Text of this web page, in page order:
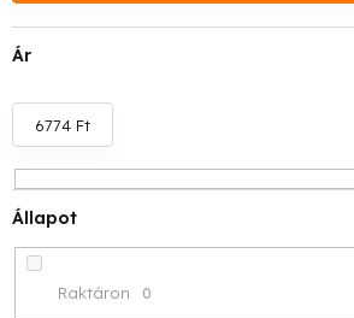
e
e
n
d
Ár
6774 Ft
Állapot
Raktáron 0